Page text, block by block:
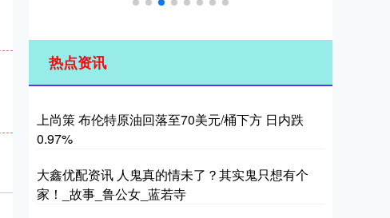
热点资讯
上尚策 布伦特原油回落至70美元/桶下方 日内跌
0.97%
大鑫优配资讯 人鬼真的情未了？其实鬼只想有个
家！_故事_鲁公女_蓝若寺